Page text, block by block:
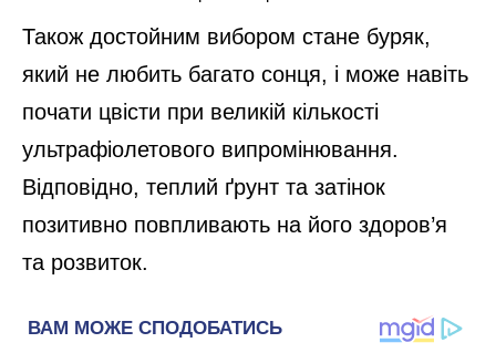
Також достойним вибором стане буряк,
який не любить багато сонця, і може навіть
почати цвісти при великій кількості
ультрафіолетового випромінювання.
Відповідно, теплий ґрунт та затінок
позитивно повпливають на його здоров’я
та розвиток.